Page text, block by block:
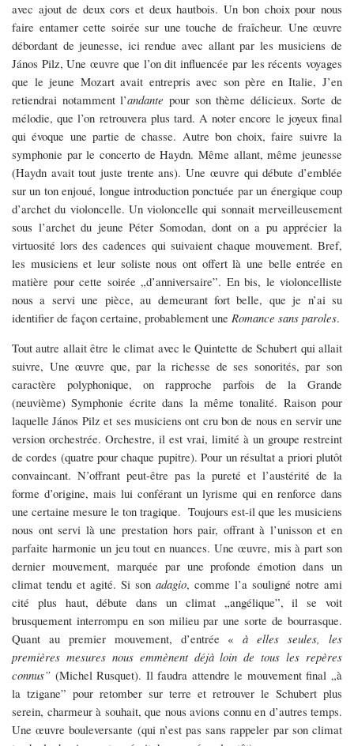
avec ajout de deux cors et deux hautbois. Un bon choix pour nous
faire entamer cette soirée sur une touche de fraîcheur. Une œuvre
débordant de jeunesse, ici rendue avec allant par les musiciens de
János Pilz, Une œuvre que l’on dit influencée par les récents voyages
que le jeune Mozart avait entrepris avec son père en Italie, J’en
retiendrai notamment l’andante pour son thème délicieux. Sorte de
mélodie, que l’on retrouvera plus tard. A noter encore le joyeux final
qui évoque une partie de chasse. Autre bon choix, faire suivre la
symphonie par le concerto de Haydn. Même allant, même jeunesse
(Haydn avait tout juste trente ans). Une œuvre qui débute d’emblée
sur un ton enjoué, longue introduction ponctuée par un énergique coup
d’archet du violoncelle. Un violoncelle qui sonnait merveilleusement
sous l’archet du jeune Péter Somodan, dont on a pu apprécier la
virtuosité lors des cadences qui suivaient chaque mouvement. Bref,
les musiciens et leur soliste nous ont offert là une belle entrée en
matière pour cette soirée „d’anniversaire”. En bis, le violoncelliste
nous a servi une pièce, au demeurant fort belle, que je n’ai su
identifier de façon certaine, probablement une Romance sans paroles.
Tout autre allait être le climat avec le Quintette de Schubert qui allait
suivre, Une œuvre que, par la richesse de ses sonorités, par son
caractère polyphonique, on rapproche parfois de la Grande
(neuvième) Symphonie écrite dans la même tonalité. Raison pour
laquelle János Pilz et ses musiciens ont cru bon de nous en servir une
version orchestrée. Orchestre, il est vrai, limité à un groupe restreint
de cordes (quatre pour chaque pupitre). Pour un résultat a priori plutôt
convaincant. N’offrant peut-être pas la pureté et l’austérité de la
forme d’origine, mais lui conférant un lyrisme qui en renforce dans
une certaine mesure le ton tragique. Toujours est-il que les musiciens
nous ont servi là une prestation hors pair, offrant à l’unisson et en
parfaite harmonie un jeu tout en nuances. Une œuvre, mis à part son
dernier mouvement, marquée par une profonde émotion dans un
climat tendu et agité. Si son adagio, comme l’a souligné notre ami
cité plus haut, débute dans un climat „angélique”, il se voit
brusquement interrompu en son milieu par une sorte de bourrasque.
Quant au premier mouvement, d’entrée « à elles seules, les
premières mesures nous emmènent déjà loin de tous les repères
connus” (Michel Rusquet). Il faudra attendre le mouvement final „à
la tzigane” pour retomber sur terre et retrouver le Schubert plus
serein, charmeur à souhait, que nous avions connu en d’autres temps.
Une œuvre bouleversante (qui n’est pas sans rappeler par son climat